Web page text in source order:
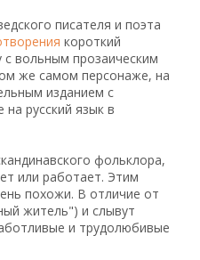
писателя и поэта
короткий
с вольным прозаическим
же самом персонаже, на
изданием с
на русский язык в
фольклора,
или работает. Этим
похожи. В отличие от
житель") и слывут
и трудолюбивые